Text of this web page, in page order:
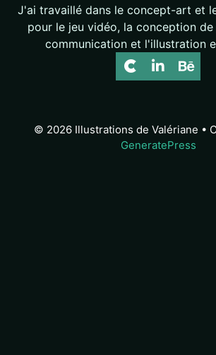
J'ai travaillé dans le concept-art et
pour le jeu vidéo, la conception
communication et l'illustration
© 2026 Illustrations de Valériane •
GeneratePress